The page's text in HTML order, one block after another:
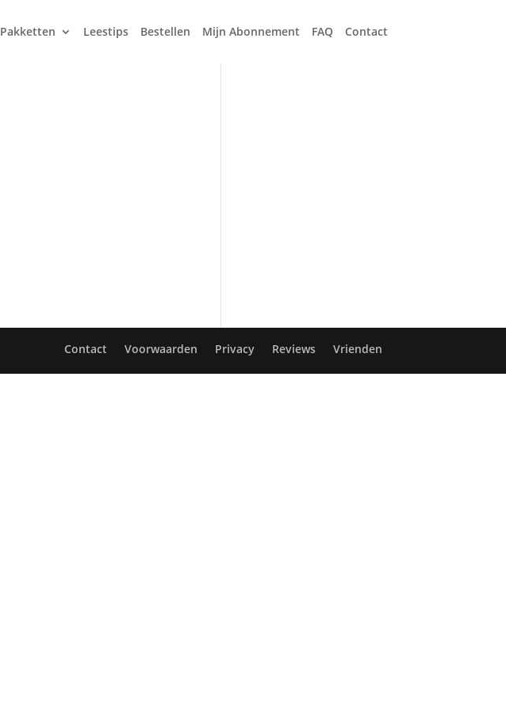
Pakketten Leestips Bestellen Mijn Abonnement FAQ Contact
Contact Voorwaarden Privacy Reviews Vrienden